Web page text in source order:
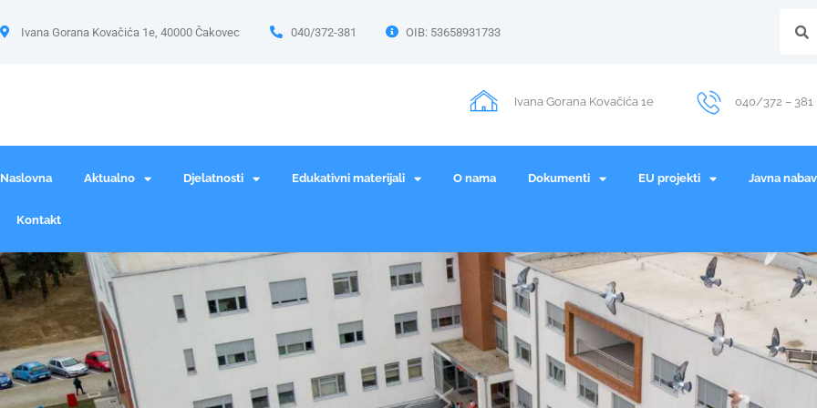
Ivana Gorana Kovačića 1e, 40000 Čakovec 040/372-381 OIB: 53658931733
Ivana Gorana Kovačića 1e 040/372 – 381
Naslovna Aktualno Djelatnosti Edukativni materijali O nama Dokumenti EU projekti Javna
Kontakt